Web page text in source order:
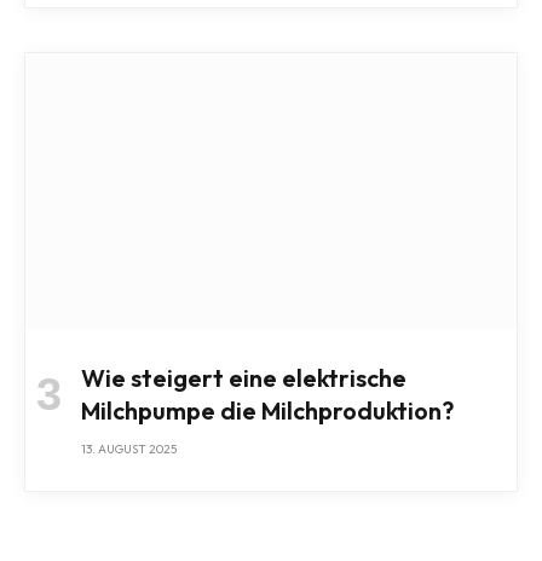
Wie steigert eine elektrische
Milchpumpe die Milchproduktion?
13. AUGUST 2025